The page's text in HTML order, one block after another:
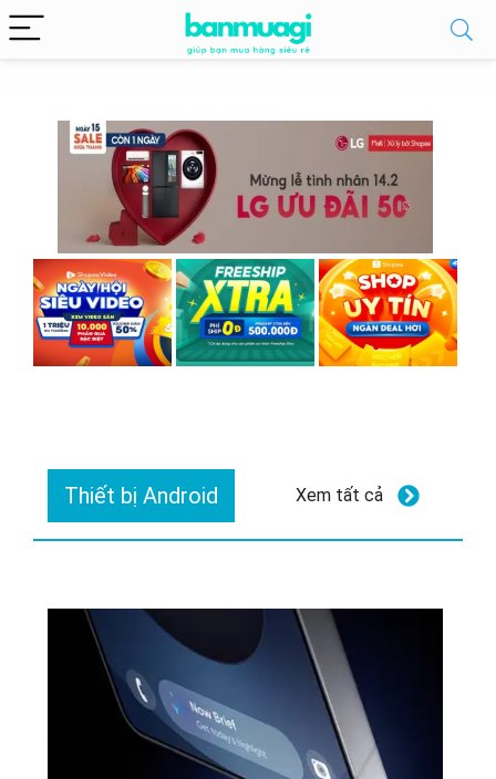
Thiết bị Android Xem tất cả